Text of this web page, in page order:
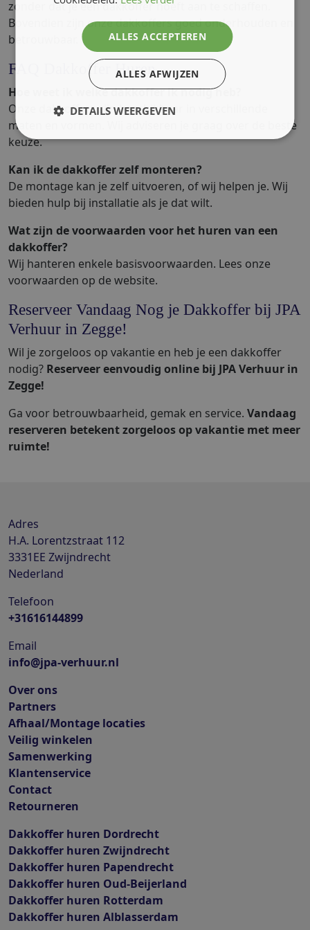
zonder dat je een dakkoffer hoeft aan te schaffen.
Bovendien zijn onze dakkoffers goed onderhouden en
betrouwbaar.
FAQ Dakkoffer Huren
Hoe weet ik welke dakkoffer ik nodig heb?
Onze dakkoffers zijn beschikbaar in verschillende
maten en vormen. Wij adviseren je graag over de beste
keuze.
Kan ik de dakkoffer zelf monteren?
De montage kan je zelf uitvoeren, of wij helpen je. Wij
bieden hulp bij installatie als je dat wilt.
Wat zijn de voorwaarden voor het huren van een
dakkoffer?
Wij hanteren enkele basisvoorwaarden. Lees onze
voorwaarden op de website.
Reserveer Vandaag Nog je Dakkoffer bij JPA
Verhuur in Zegge!
Wil je zorgeloos op vakantie en heb je een dakkoffer
nodig? Reserveer eenvoudig online bij JPA Verhuur in
Zegge!
Ga voor betrouwbaarheid, gemak en service. Vandaag
reserveren betekent zorgeloos op vakantie met meer
ruimte!
Adres
H.A. Lorentzstraat 112
3331EE Zwijndrecht
Nederland
Telefoon
+31616144899
Email
info@jpa-verhuur.nl
Over ons
Partners
Afhaal/Montage locaties
Veilig winkelen
Samenwerking
Klantenservice
Contact
Retourneren
Dakkoffer huren Dordrecht
Dakkoffer huren Zwijndrecht
Dakkoffer huren Papendrecht
Dakkoffer huren Oud-Beijerland
Dakkoffer huren Rotterdam
Dakkoffer huren Alblasserdam
ALLES ACCEPTEREN
ALLES AFWIJZEN
DETAILS WEERGEVEN